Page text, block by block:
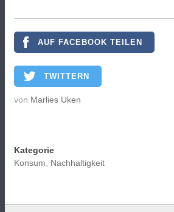
AUF FACEBOOK TEILEN
TWITTERN
von Marlies Uken
Kategorie
Konsum
Nachhaltigkeit